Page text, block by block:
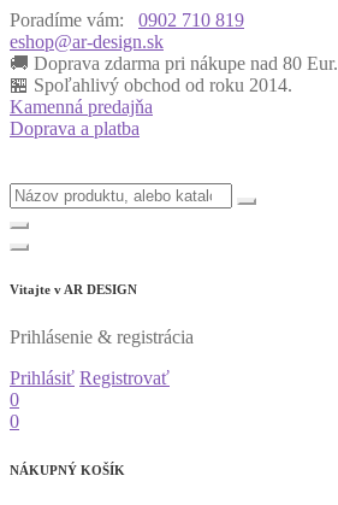
Poradíme vám:
0902 710 819
eshop@ar-design.sk
🚚 Doprava zdarma pri nákupe nad 80 Eur.
🏪 Spoľahlivý obchod od roku 2014.
Kamenná predajňa
Doprava a platba
Vitajte v AR DESIGN
Prihlásenie & registrácia
Prihlásiť Registrovať
0
0
NÁKUPNÝ KOŠÍK